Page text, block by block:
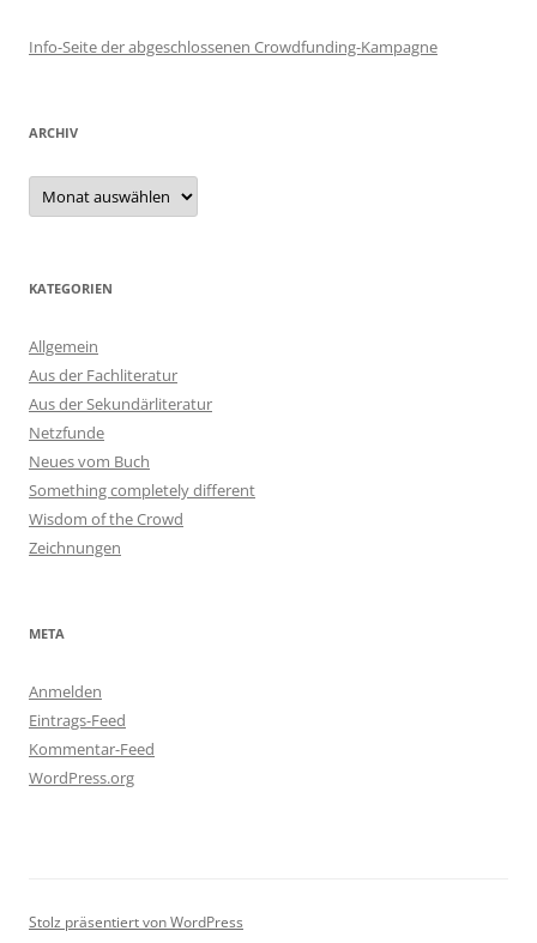
Info-Seite der abgeschlossenen Crowdfunding-Kampagne
ARCHIV
Archiv
KATEGORIEN
Allgemein
Aus der Fachliteratur
Aus der Sekundärliteratur
Netzfunde
Neues vom Buch
Something completely different
Wisdom of the Crowd
Zeichnungen
META
Anmelden
Eintrags-Feed
Kommentar-Feed
WordPress.org
Stolz präsentiert von WordPress